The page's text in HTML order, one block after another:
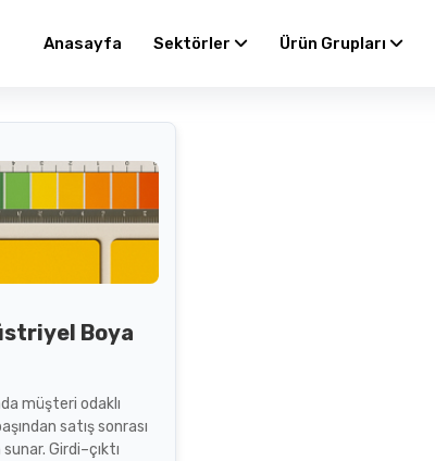
Anasayfa Sektörler Ürün Grupları
Boya
müşteri odaklı
satış sonrası
Girdi–çıktı